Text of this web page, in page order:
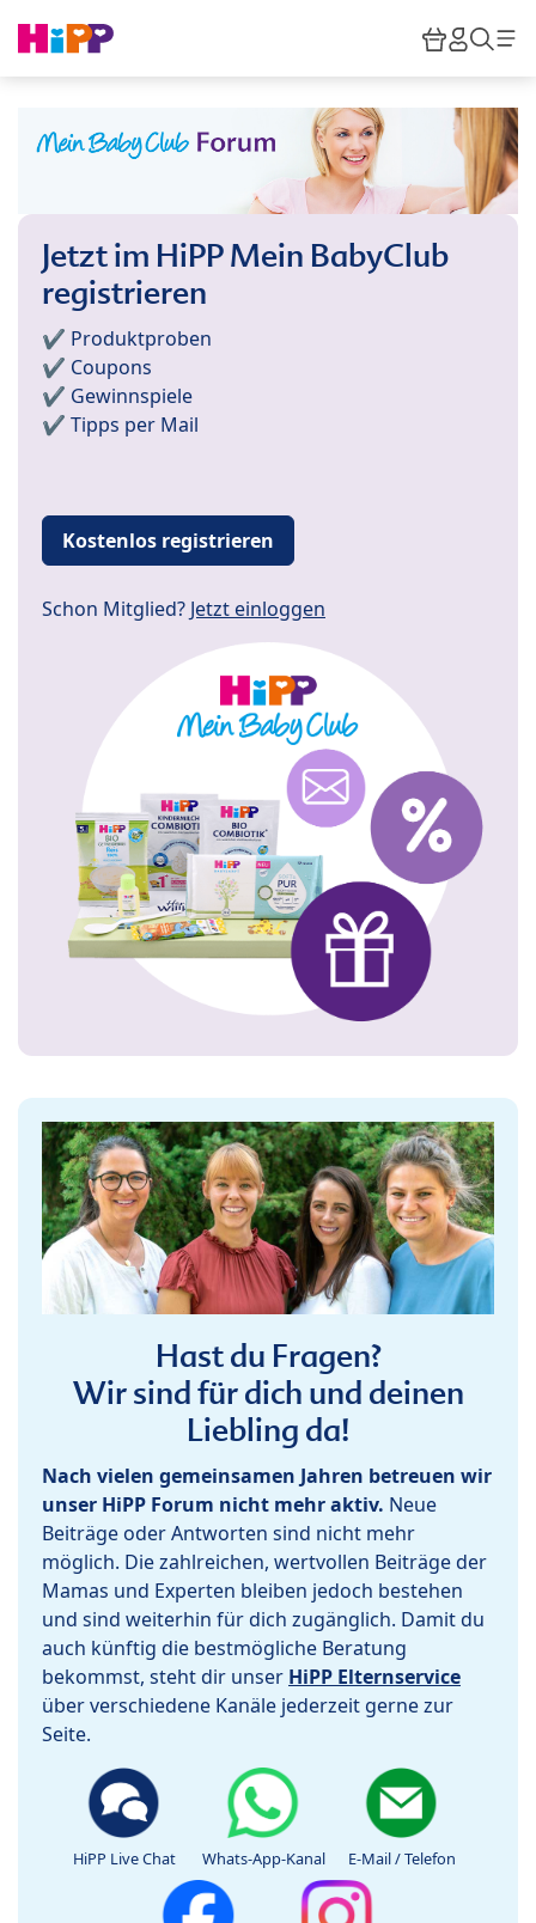
HiPP
Jetzt im HiPP Mein BabyClub
registrieren
✔️ Produktproben
✔️ Coupons
✔️ Gewinnspiele
✔️ Tipps per Mail
Kostenlos registrieren
Schon Mitglied? Jetzt einloggen
Hast du Fragen?
Wir sind für dich und deinen
Liebling da!
Nach vielen gemeinsamen Jahren betreuen wir
unser HiPP Forum nicht mehr aktiv. Neue
Beiträge oder Antworten sind nicht mehr
möglich. Die zahlreichen, wertvollen Beiträge der
Mamas und Experten bleiben jedoch bestehen
und sind weiterhin für dich zugänglich. Damit du
auch künftig die bestmögliche Beratung
bekommst, steht dir unser HiPP Elternservice
über verschiedene Kanäle jederzeit gerne zur
Seite.
HiPP Live Chat Whats-App-Kanal E-Mail / Telefon